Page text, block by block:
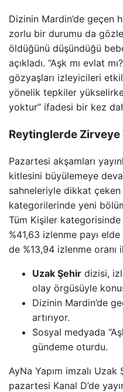
Dizinin Mardin’de geçen
zorlu bir durumu da
öldüğünü düşündüğü
açıkladı. “Aşk mı evlat
gözyaşları izleyicileri
yönelik tepkiler
yoktur” ifadesi bir kez
Reytinglerde Zirveye
Pazartesi akşamları
kitlesini büyülemeye
sahneleriyle dikkat
kategorilerinde yeni
Tüm Kişiler kategorisinde
%41,63 izlenme payı
de %13,94 izlenme
Uzak Şehir dizisi,
olay örgüsüyle
Dizinin Mardin’de
artırıyor.
Sosyal medyada
gündeme oturdu.
AyNa Yapım imzalı
pazartesi Kanal D’de